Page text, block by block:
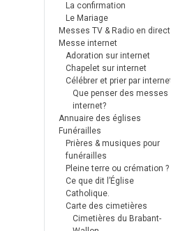
La confirmation
Le Mariage
Messes TV & Radio en direct
Messe internet
Adoration sur internet
Chapelet sur internet
Célébrer et prier par internet
Que penser des messes
internet?
Annuaire des églises
Funérailles
Prières & musiques pour
funérailles
Pleine terre ou crémation ?
Ce que dit l’Église
Catholique.
Carte des cimetières
Cimetières du Brabant-